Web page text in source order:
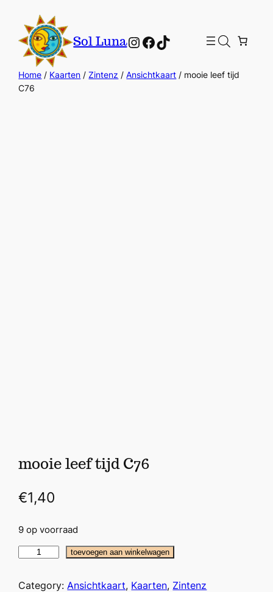
Sol LunaInstagram
Facebook
TikTok
Home / Kaarten /Zintenz /Ansichtkaart / mooie leef tijd
C76
mooie leef tijd C76
€1,40
9 op voorraad
o
toevoegen aan winkelwagen
Category: Ansichtkaart, Kaarten, Zintenz